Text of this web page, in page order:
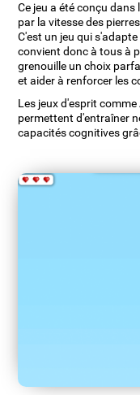
Ce jeu a été conçu
par la vitesse des
C'est un jeu qui
convient donc à tous à
grenouille un choix
et aider à renforcer les
Les jeux d'esprit
permettent d'entraîner
capacités cognitives